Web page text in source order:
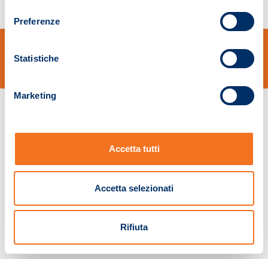
Preferenze
Statistiche
Marketing
Accetta tutti
Accetta selezionati
Rifiuta
Pistoia 01680210505 – R.E.A. n.155974 - Cap.Soc. € 2.000.000,00 i.v. La
Società adotta il Codice Etico D.lgs. 231/01